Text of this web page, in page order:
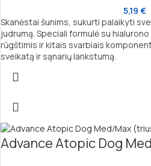
5,19 €
Skanėstai šunims, sukurti palaikyti
judrumą. Speciali formulė su
rūgštimis ir kitais svarbiais
sveikatą ir sąnarių lankstumą.
Advance Atopic Dog